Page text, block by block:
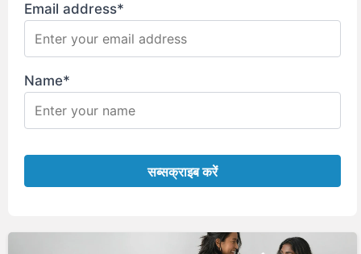
Email address*
Name*